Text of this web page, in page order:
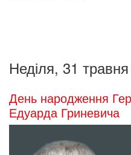
Неділя, 31
День народження
Едуарда Гриневича